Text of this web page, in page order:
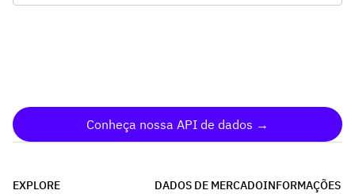
Conheça nossa API de dados →
EXPLORE
DADOS DE MERCADOINFORMAÇÕES